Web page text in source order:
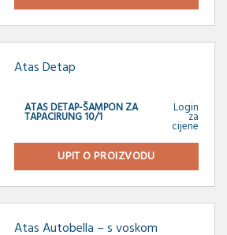
Atas Detap
ATAS DETAP-ŠAMPON ZA
TAPACIRUNG 10/1
Login
za
cijene
UPIT O PROIZVODU
Atas Autobella – s voskom